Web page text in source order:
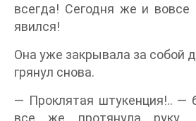
всегда! Сегодня же и вовсе
явился!
Она уже закрывала за собой
грянул снова.
— Проклятая штукенция!.. —
все же протянула руку.